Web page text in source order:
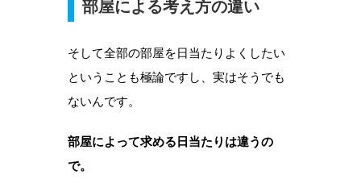
部屋による考え方の違い
そして全部の部屋を日当たりよくしたい
ということも極論ですし、実はそうでも
ないんです。
部屋によって求める日当たりは違うの
で。